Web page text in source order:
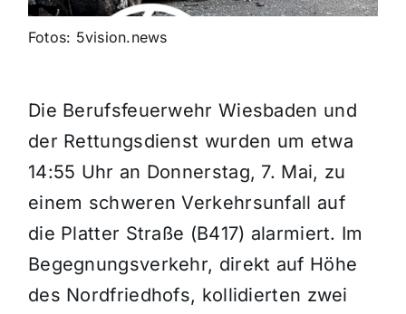
Fotos: 5vision.news
Die Berufsfeuerwehr Wiesbaden und
der Rettungsdienst wurden um etwa
14:55 Uhr an Donnerstag, 7. Mai, zu
einem schweren Verkehrsunfall auf
die Platter Straße (B417) alarmiert. Im
Begegnungsverkehr, direkt auf Höhe
des Nordfriedhofs, kollidierten zwei